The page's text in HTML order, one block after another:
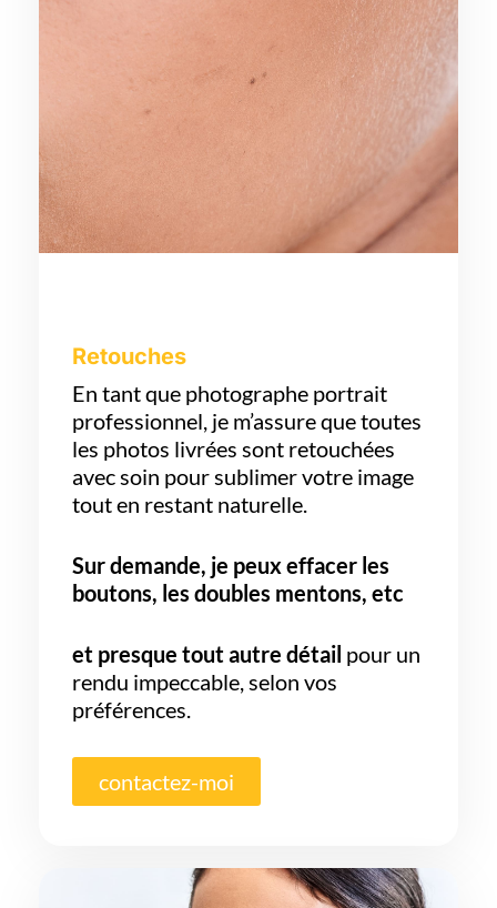
Retouches
En tant que photographe portrait
professionnel, je m’assure que toutes
les photos livrées sont retouchées
avec soin pour sublimer votre image
tout en restant naturelle.
Sur demande, je peux effacer les
boutons, les doubles mentons, etc
et presque tout autre détail pour un
rendu impeccable, selon vos
préférences.
contactez-moi